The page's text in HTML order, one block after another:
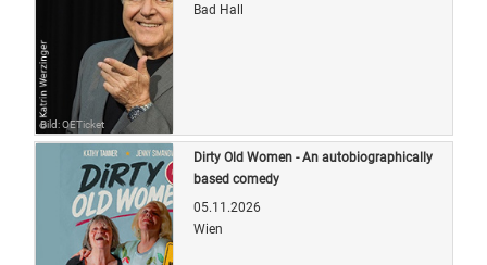
Bild: OETicket
Bad Hall
Dirty Old Women - An autobiographically
based comedy
05.11.2026
Wien